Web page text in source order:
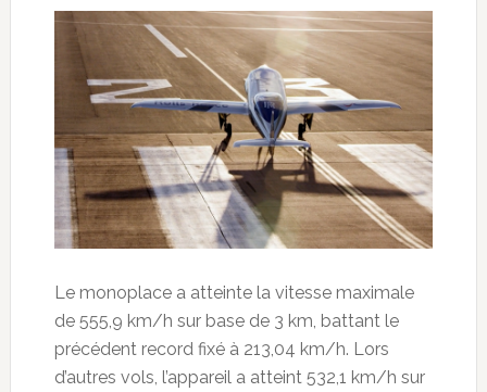
Le monoplace a atteinte la vitesse maximale
de 555,9 km/h sur base de 3 km, battant le
précédent record fixé à 213,04 km/h. Lors
d’autres vols, l’appareil a atteint 532,1 km/h sur